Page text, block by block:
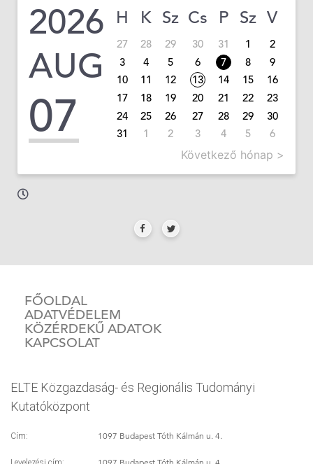
2026
AUG
07
H K Sz Cs P Sz V
27 28 29 30 31 1
2
3
4 5 6 7 8
9
10
11 12 13 14 15
16
17
18 19 20 21 22
23
24
25 26 27 28 29
30
31
1 2 3 4 5 6
Következő hónap >
FŐOLDAL
ADATVÉDELEM
KÖZÉRDEKŰ ADATOK
KAPCSOLAT
ELTE Közgazdaság- és Regionális Tudományi
Kutatóközpont
Cím: 1097 Budapest Tóth Kálmán u. 4.